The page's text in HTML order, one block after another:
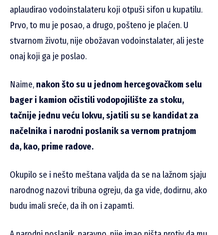
aplaudirao vodoinstalateru koji otpuši sifon u kupatilu.
Prvo, to mu je posao, a drugo, pošteno je plaćen. U
stvarnom životu, nije obožavan vodoinstalater, ali jeste
onaj koji ga je poslao.
Naime, nakon što su u jednom hercegovačkom selu
bager i kamion očistili vodopojilište za stoku,
tačnije jednu veću lokvu, sjatili su se kandidat za
načelnika i narodni poslanik sa vernom pratnjom
da, kao, prime radove.
Okupilo se i nešto meštana valjda da se na lažnom sjaju
narodnog nazovi tribuna ogreju, da ga vide, dodirnu, ako
budu imali sreće, da ih on i zapamti.